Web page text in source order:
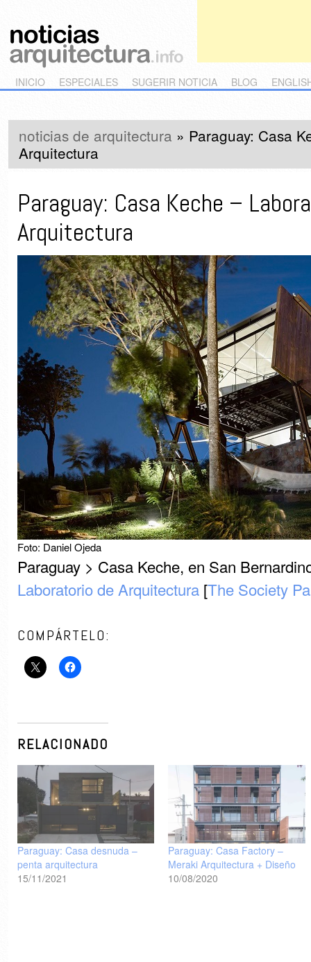
Main menu
Skip to primary content
Skip to secondary content
INICIO ESPECIALES SUGERIR NOTICIA BLOG
noticias de arquitectura » Paraguay: Casa
Arquitectura
Paraguay: Casa Keche –
Arquitectura
Foto: Daniel Ojeda
Paraguay > Casa Keche, en San
Laboratorio de Arquitectura[The Society
COMPÁRTELO:
RELACIONADO
Paraguay: Casa desnuda –
penta arquitectura
15/11/2021
Paraguay: Casa Factory –
Meraki Arquitectura + Diseño
10/08/2020